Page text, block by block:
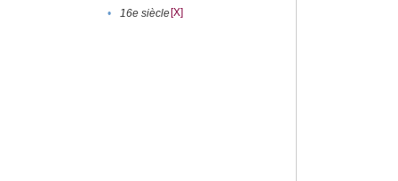
•
16e siècle[X]